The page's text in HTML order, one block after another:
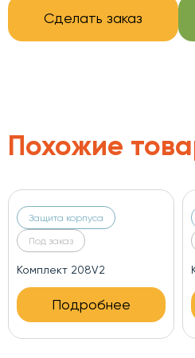
Сделать заказ
Похожие
Защита корпуса
Под заказ
Комплект 208V2
Подробнее